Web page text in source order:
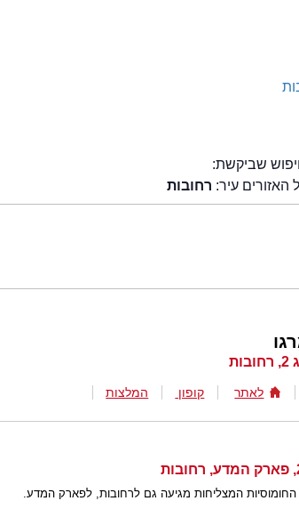
שביקשת:
עיר: רחובות
לאתר קופון המלצות
המצליחות מגיעה גם לרחובות, לפארק המדע.